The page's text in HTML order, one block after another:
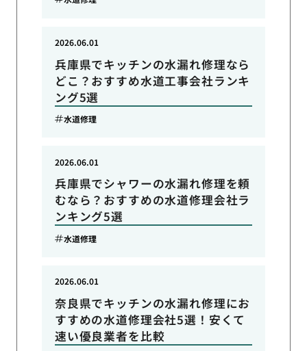
兵庫県でキッチンの水漏れ修理なら
どこ？おすすめ水道工事会社ランキ
ング5選
2026.06.01
水道修理
兵庫県でシャワーの水漏れ修理を頼
むなら？おすすめの水道修理会社ラ
ンキング5選
2026.06.01
水道修理
奈良県でキッチンの水漏れ修理にお
すすめの水道修理会社5選！安くて
速い優良業者を比較
2026.06.01